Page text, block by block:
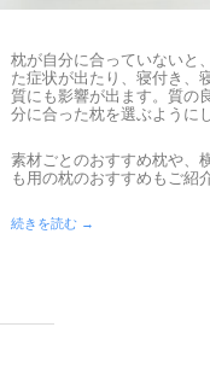
枕が自分に合っていないと
た症状が出たり、寝付き、
質にも影響が出ます。質の
分に合った枕を選ぶように
素材ごとのおすすめ枕や、
も用の枕のおすすめもご紹
続きを読む →